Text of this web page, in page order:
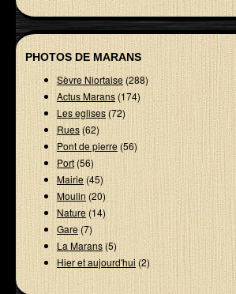
PHOTOS DE MARANS
Sèvre Niortaise(288)
Actus Marans (174)
Les eglises(72)
Rues(62)
Pont de pierre(56)
Port(56)
Mairie(45)
Moulin(20)
Nature(14)
Gare (7)
La Marans(5)
Hier et aujourd'hui (2)